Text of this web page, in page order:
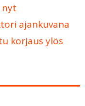
nyt
ajankuvana
korjaus ylös